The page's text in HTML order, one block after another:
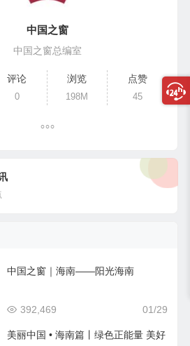
中国之窗
中国之窗总编室
评论
0
浏览
198M
点赞
45
中国之窗｜海南——阳光海南
01/29
392,469
美丽中国 • 海南篇丨绿色正能量 美好